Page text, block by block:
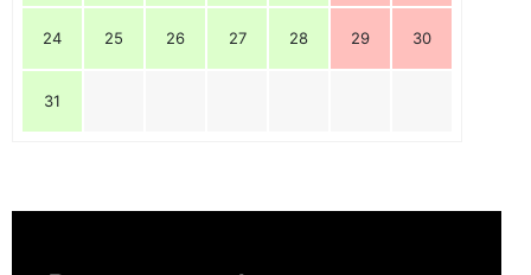
24 25 26 27 28 29 30
31